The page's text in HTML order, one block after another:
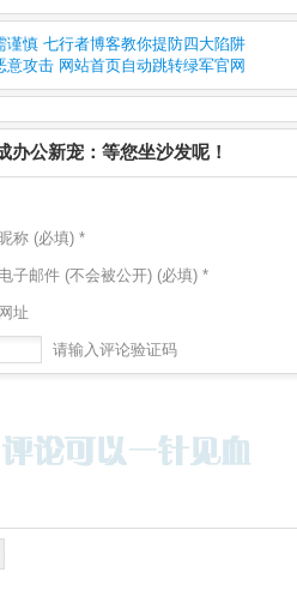
谨慎 七行者博客教你提防四大陷阱
意攻击 网站首页自动跳转绿军官网
办公新宠：等您坐沙发呢！
昵称 (必填) *
电子邮件 (不会被公开) (必填) *
网址
请输入评论验证码